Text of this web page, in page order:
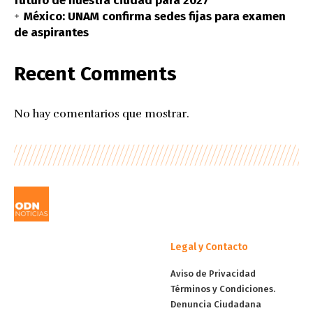
México: UNAM confirma sedes fijas para examen
de aspirantes
Recent Comments
No hay comentarios que mostrar.
Legal y Contacto
Aviso de Privacidad
Términos y Condiciones.
Denuncia Ciudadana